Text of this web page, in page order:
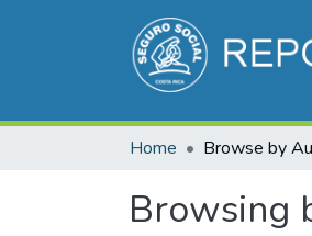
Home Browse by
Browsing